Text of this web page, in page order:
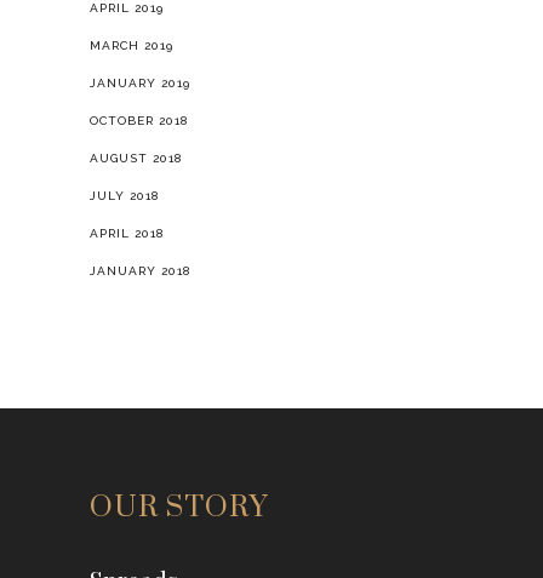
APRIL 2019
MARCH 2019
JANUARY 2019
OCTOBER 2018
AUGUST 2018
JULY 2018
APRIL 2018
JANUARY 2018
OUR STORY